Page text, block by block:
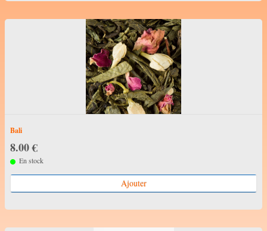
Bali
8.00 €
En stock
Ajouter